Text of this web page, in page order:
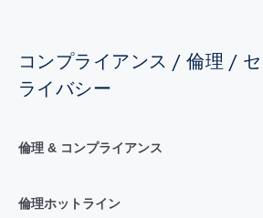
コンプライアンス / 倫理 /
ライバシー
倫理 & コンプライアンス
倫理ホットライン